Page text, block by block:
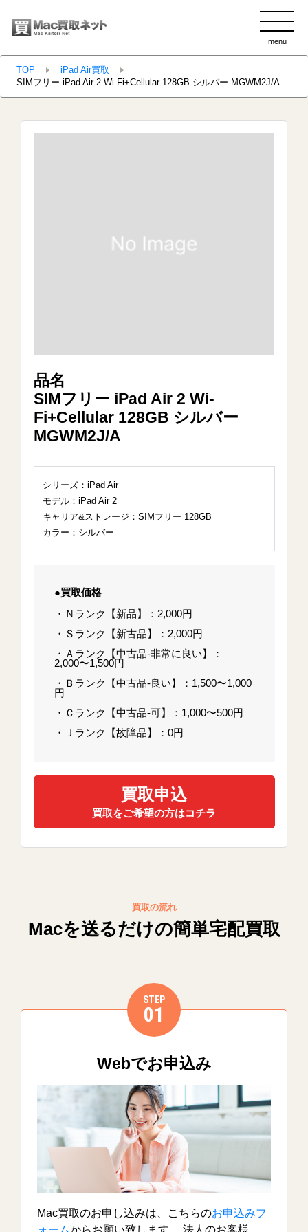
menu
TOP
iPad Air買取
SIMフリー iPad Air 2 Wi-Fi+Cellular 128GB シルバー MGWM2J/A
品名
SIMフリー iPad Air 2 Wi-
Fi+Cellular 128GB シルバー
MGWM2J/A
シリーズ：iPad Air
モデル：iPad Air 2
キャリア&ストレージ：SIMフリー 128GB
カラー：シルバー
●買取価格
・Ｎランク【新品】：2,000円
・Ｓランク【新古品】：2,000円
・Ａランク【中古品-非常に良い】：
2,000〜1,500円
・Ｂランク【中古品-良い】：1,500〜1,000
円
・Ｃランク【中古品-可】：1,000〜500円
・Ｊランク【故障品】：0円
買取申込
買取をご希望の方はコチラ
買取の流れ
Macを送るだけの簡単宅配買取
STEP
01
Webでお申込み
Mac買取のお申し込みは、こちらのお申込みフ
ォームからお願い致します。 法人のお客様